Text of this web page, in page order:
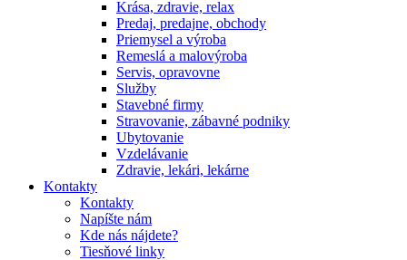
Krása, zdravie, relax
Predaj, predajne, obchody
Priemysel a výroba
Remeslá a malovýroba
Servis, opravovne
Služby
Stavebné firmy
Stravovanie, zábavné podniky
Ubytovanie
Vzdelávanie
Zdravie, lekári, lekárne
Kontakty
Kontakty
Napíšte nám
Kde nás nájdete?
Tiesňové linky